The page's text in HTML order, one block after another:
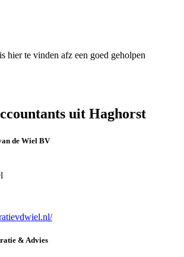
hier te vinden afz een goed geholpen
uit Haghorst
de Wiel BV
& Advies